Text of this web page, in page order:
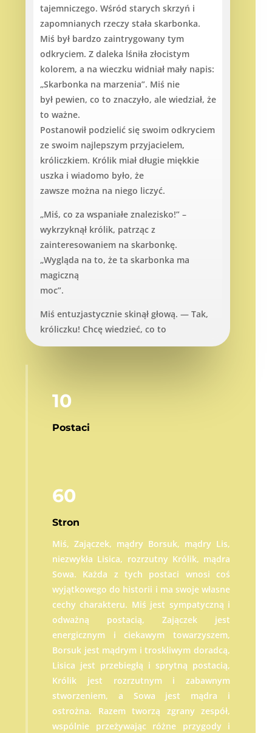
tajemniczego. Wśród starych skrzyń i
zapomnianych rzeczy stała skarbonka.
Miś był bardzo zaintrygowany tym
odkryciem. Z daleka lśniła złocistym
kolorem, a na wieczku widniał mały napis:
„Skarbonka na marzenia”. Miś nie
był pewien, co to znaczyło, ale wiedział, że
to ważne.
Postanowił podzielić się swoim odkryciem
ze swoim najlepszym przyjacielem,
króliczkiem. Królik miał długie miękkie
uszka i wiadomo było, że
zawsze można na niego liczyć.
„Miś, co za wspaniałe znalezisko!” –
wykrzyknął królik, patrząc z
zainteresowaniem na skarbonkę.
„Wygląda na to, że ta skarbonka ma
magiczną
moc”.
Miś entuzjastycznie skinął głową. — Tak,
króliczku! Chcę wiedzieć, co to
wszystko znaczy. Chcę zgłębić sekret
„To dobry pomysł! Oszczędzanie
jest bardzo ważne. Możemy nauczyć się
zdrowego zarządzania finansami!”
Przynieśli kieszonkowe i wrzucili
je do skarbonki. Było tego niewiele, ale
liczy się każda nawet mała suma.
Wiedzieli, że liczy się każdy grosz.
Od tego momentu Miś i króliczek
rozpoczęli swoją przygodę z nauką zasad
rozsądnego gospodarowania pieniędzmi.
Uczą się, że oszczędzanie to nie tylko
oszczędzanie pieniędzy, ale także
budowanie na przyszłość. Dzielą się
swoimi
pomysłami i marzeniami oraz
zastanawiają się, na co chcieliby
przeznaczyć
10
Postaci
60
Stron
Miś, Zajączek, mądry Borsuk, mądry Lis,
niezwykła Lisica, rozrzutny Królik, mądra
Sowa. Każda z tych postaci wnosi coś
wyjątkowego do historii i ma swoje własne
cechy charakteru. Miś jest sympatyczną i
odważną postacią, Zajączek jest
energicznym i ciekawym towarzyszem,
Borsuk jest mądrym i troskliwym doradcą,
Lisica jest przebiegłą i sprytną postacią,
Królik jest rozrzutnym i zabawnym
stworzeniem, a Sowa jest mądra i
ostrożna. Razem tworzą zgrany zespół,
wspólnie przeżywając różne przygody i